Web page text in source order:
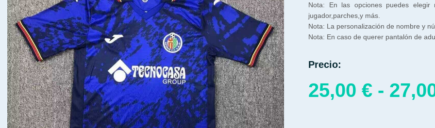
Nota: En las opciones puedes
jugador,parches,y más.
Nota: La personalización de nombre y
Nota: En caso de querer pantalón de
Precio:
25,00 € -